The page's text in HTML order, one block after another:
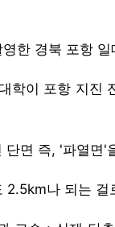
한 경북 포항
학이 포항 지진
단면 즉, '파열면'
나 되는 걸